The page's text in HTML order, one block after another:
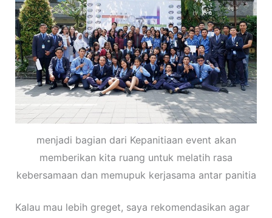
menjadi bagian dari Kepanitiaan event akan
memberikan kita ruang untuk melatih rasa
kebersamaan dan memupuk kerjasama antar panitia
Kalau mau lebih greget, saya rekomendasikan agar